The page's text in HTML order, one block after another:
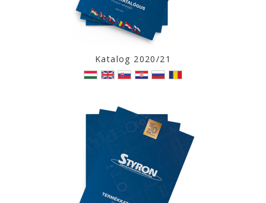
Katalog 2020/21